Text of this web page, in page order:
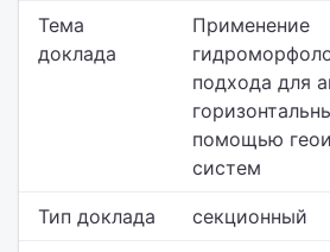
Тема
доклада
Применение
подхода для
помощью
систем
Тип доклада секционный